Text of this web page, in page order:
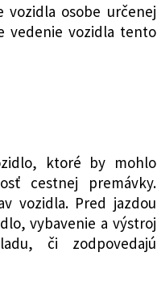
vozidla osobe určenej
vedenie vozidla tento
ktoré by mohlo
cestnej premávky.
vozidla. Pred jazdou
vybavenie a výstroj
či zodpovedajú